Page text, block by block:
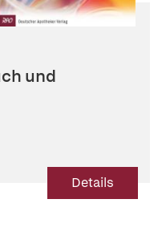
und
Details